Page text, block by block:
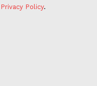
Privacy Policy.